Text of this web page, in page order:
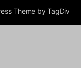
Theme by TagDiv